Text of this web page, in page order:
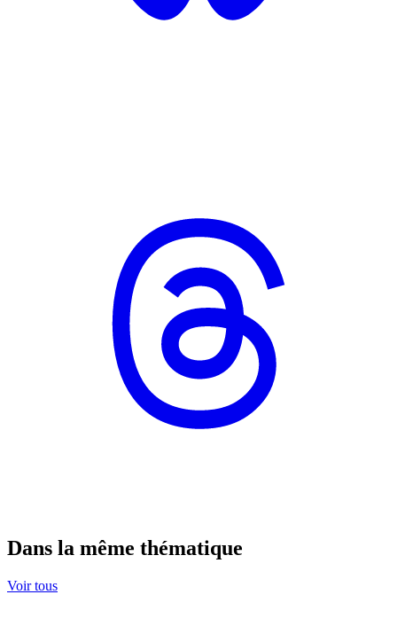
Dans la même thématique
Voir tous